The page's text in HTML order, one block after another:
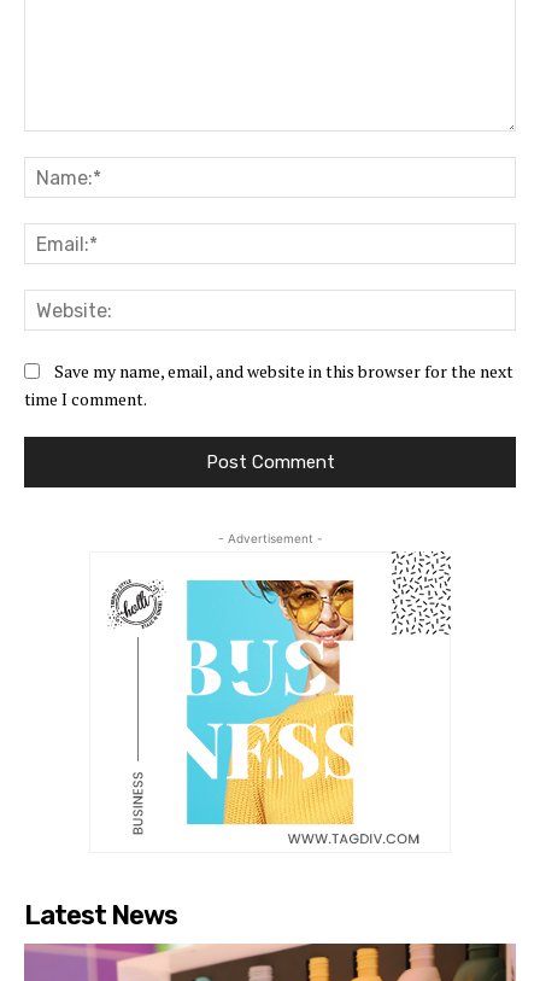
Save my name, email, and website in this browser for the next
time I comment.
- Advertisement -
Latest News